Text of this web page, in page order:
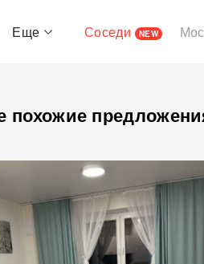
Еще Соседи NEW
похожие